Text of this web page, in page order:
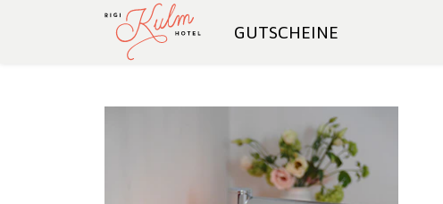
GUTSCHEINE